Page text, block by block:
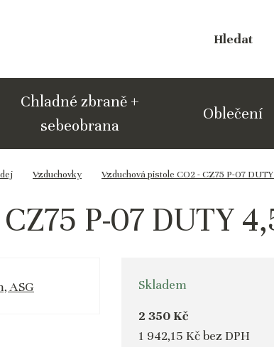
Hledat
Chladné zbraně +
sebeobrana
Oblečení
Vzduchovky Vzduchová pistole CO2 - CZ75 P-07
P-07 DUTY
Skladem
2 350 Kč
1 942,15 Kč bez DPH